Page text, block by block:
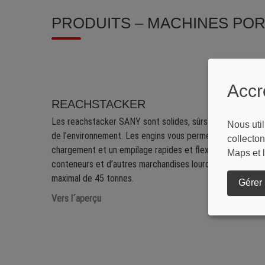
PRODUITS – MACHINES
REACHSTACKER
Les reachstacker SANY sont solides, sûrs et
de l’environnement. Les engins vous permettent un
chargement et un empilage rapides et flexibles de
conteneurs et d’autres marchandises lourdes d’un poids
maximal de 45 tonnes.
Vers l´aperçu
Nous
Maps et
Gérer